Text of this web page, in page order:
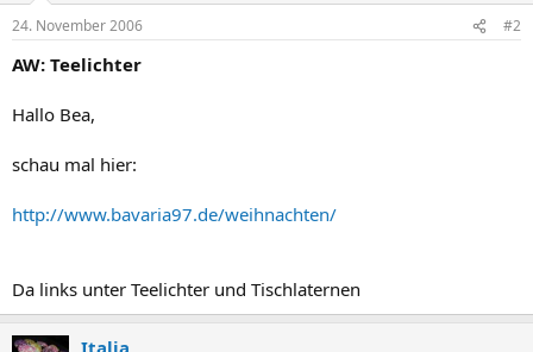
24. November 2006 #2
AW: Teelichter
Hallo Bea,
schau mal hier:
http://www.bavaria97.de/weihnachten/
Da links unter Teelichter und Tischlaternen
Italia